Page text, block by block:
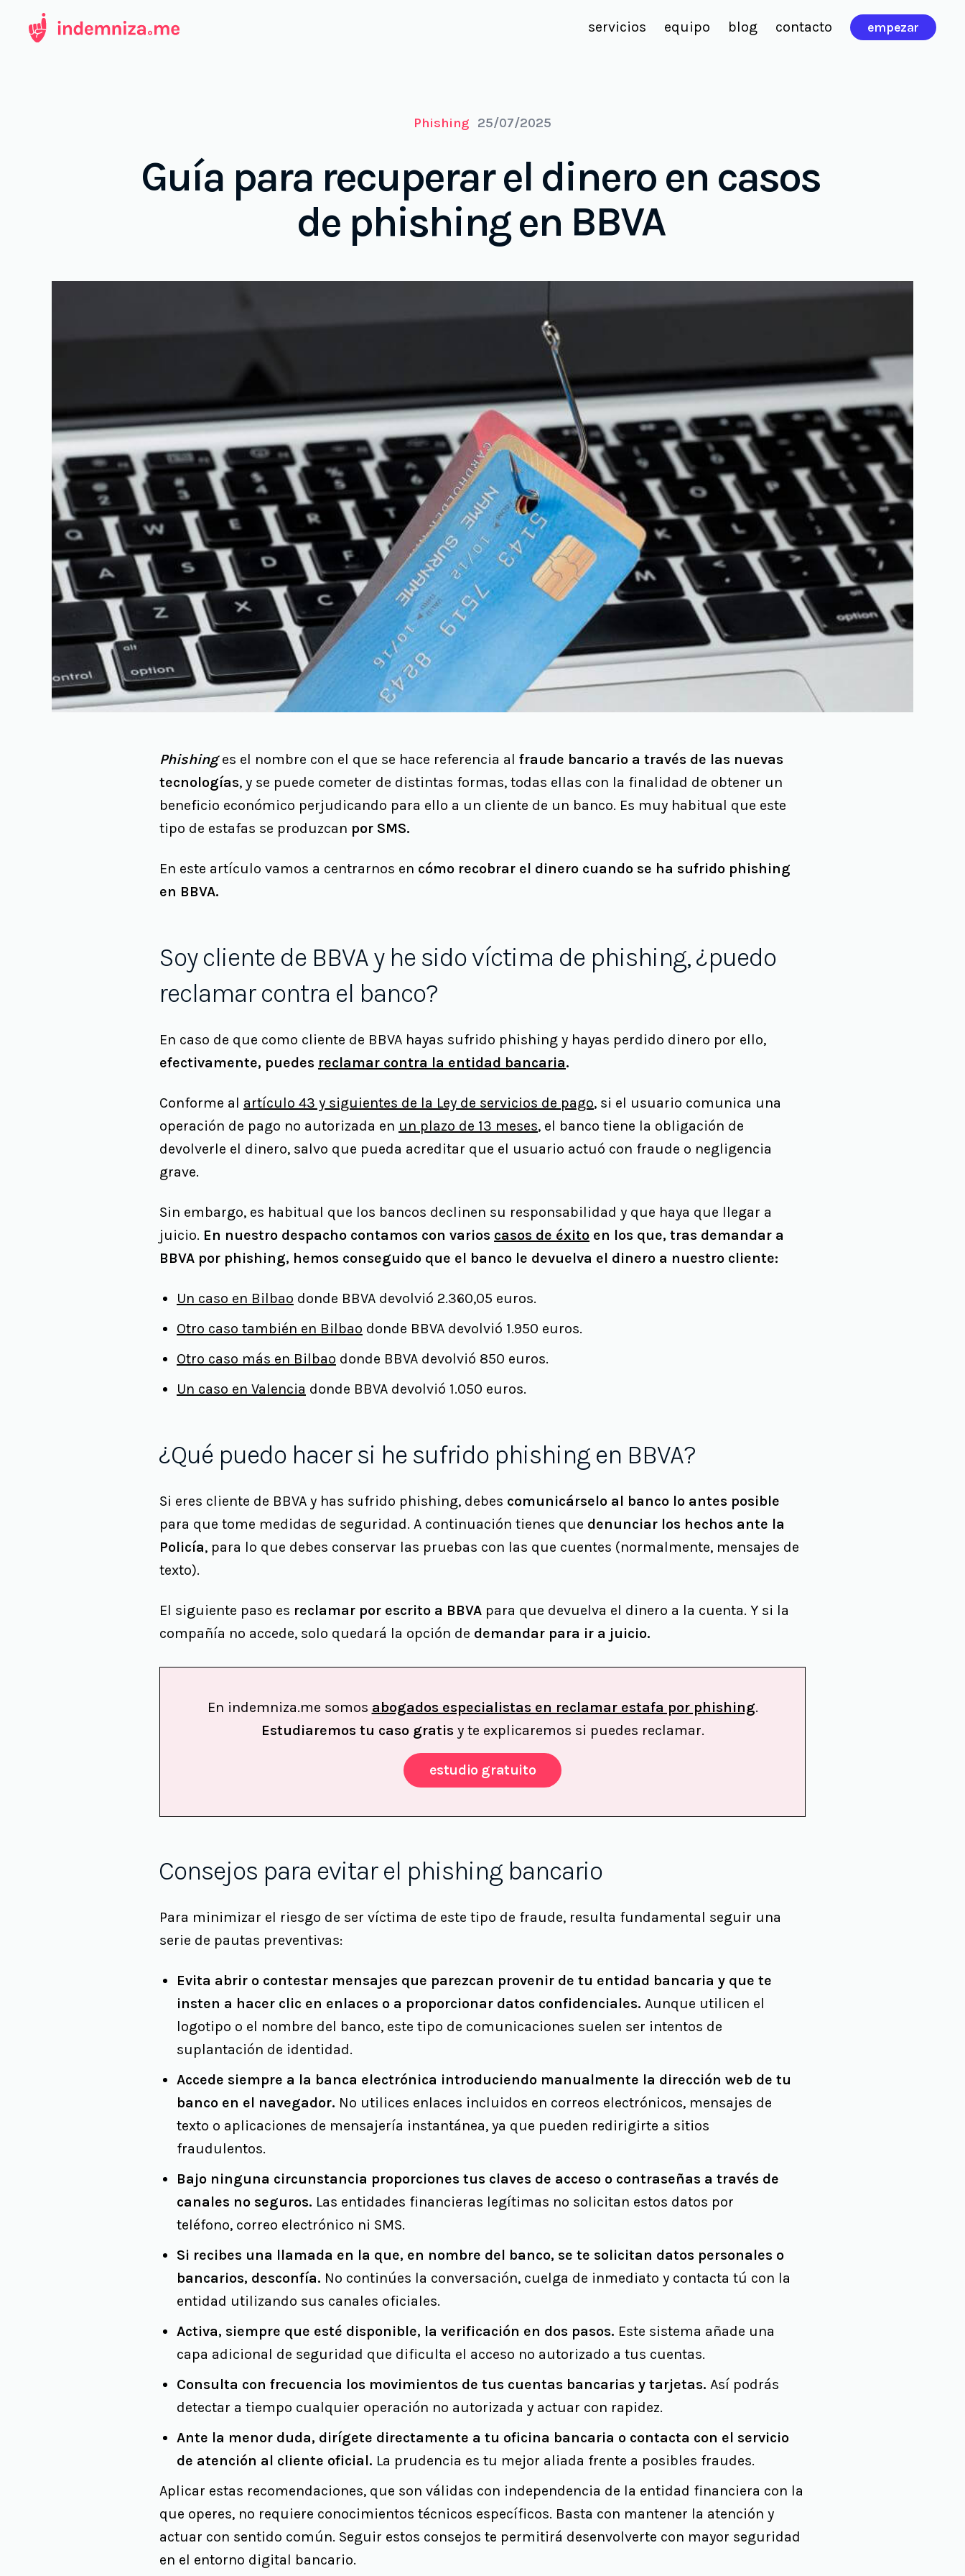
servicios equipo blog contacto empezar
Phishing 25/07/2025
Guía para recuperar el dinero en casos
de phishing en BBVA
Phishing es el nombre con el que se hace referencia al fraude bancario a través de las nuevas
tecnologías, y se puede cometer de distintas formas, todas ellas con la finalidad de obtener un
beneficio económico perjudicando para ello a un cliente de un banco. Es muy habitual que este
tipo de estafas se produzcan por SMS.
En este artículo vamos a centrarnos en cómo recobrar el dinero cuando se ha sufrido phishing
en BBVA.
Soy cliente de BBVA y he sido víctima de phishing, ¿puedo
reclamar contra el banco?
En caso de que como cliente de BBVA hayas sufrido phishing y hayas perdido dinero por ello,
efectivamente, puedes reclamar contra la entidad bancaria.
Conforme al artículo 43 y siguientes de la Ley de servicios de pago, si el usuario comunica una
operación de pago no autorizada en un plazo de 13 meses, el banco tiene la obligación de
devolverle el dinero, salvo que pueda acreditar que el usuario actuó con fraude o negligencia
grave.
Sin embargo, es habitual que los bancos declinen su responsabilidad y que haya que llegar a
juicio. En nuestro despacho contamos con varios casos de éxito en los que, tras demandar a
BBVA por phishing, hemos conseguido que el banco le devuelva el dinero a nuestro cliente:
Un caso en Bilbao donde BBVA devolvió 2.360,05 euros.
Otro caso también en Bilbao donde BBVA devolvió 1.950 euros.
Otro caso más en Bilbao donde BBVA devolvió 850 euros.
Un caso en Valencia donde BBVA devolvió 1.050 euros.
¿Qué puedo hacer si he sufrido phishing en BBVA?
Si eres cliente de BBVA y has sufrido phishing, debes comunicárselo al banco lo antes posible
para que tome medidas de seguridad. A continuación tienes que denunciar los hechos ante la
Policía, para lo que debes conservar las pruebas con las que cuentes (normalmente, mensajes de
texto).
El siguiente paso es reclamar por escrito a BBVA para que devuelva el dinero a la cuenta. Y si la
compañía no accede, solo quedará la opción de demandar para ir a juicio.
En indemniza.me somos abogados especialistas en reclamar estafa por phishing.
Estudiaremos tu caso gratis y te explicaremos si puedes reclamar.
estudio gratuito
Consejos para evitar el phishing bancario
Para minimizar el riesgo de ser víctima de este tipo de fraude, resulta fundamental seguir una
serie de pautas preventivas:
Evita abrir o contestar mensajes que parezcan provenir de tu entidad bancaria y que te
insten a hacer clic en enlaces o a proporcionar datos confidenciales. Aunque utilicen el
logotipo o el nombre del banco, este tipo de comunicaciones suelen ser intentos de
suplantación de identidad.
Accede siempre a la banca electrónica introduciendo manualmente la dirección web de tu
banco en el navegador. No utilices enlaces incluidos en correos electrónicos, mensajes de
texto o aplicaciones de mensajería instantánea, ya que pueden redirigirte a sitios
fraudulentos.
Bajo ninguna circunstancia proporciones tus claves de acceso o contraseñas a través de
canales no seguros. Las entidades financieras legítimas no solicitan estos datos por
teléfono, correo electrónico ni SMS.
Si recibes una llamada en la que, en nombre del banco, se te solicitan datos personales o
bancarios, desconfía. No continúes la conversación, cuelga de inmediato y contacta tú con la
entidad utilizando sus canales oficiales.
Activa, siempre que esté disponible, la verificación en dos pasos. Este sistema añade una
capa adicional de seguridad que dificulta el acceso no autorizado a tus cuentas.
Consulta con frecuencia los movimientos de tus cuentas bancarias y tarjetas. Así podrás
detectar a tiempo cualquier operación no autorizada y actuar con rapidez.
Ante la menor duda, dirígete directamente a tu oficina bancaria o contacta con el servicio
de atención al cliente oficial. La prudencia es tu mejor aliada frente a posibles fraudes.
Aplicar estas recomendaciones, que son válidas con independencia de la entidad financiera con la
que operes, no requiere conocimientos técnicos específicos. Basta con mantener la atención y
actuar con sentido común. Seguir estos consejos te permitirá desenvolverte con mayor seguridad
en el entorno digital bancario.